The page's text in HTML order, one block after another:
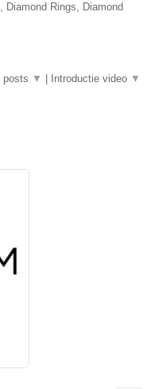
Diamond Rings, Diamond
posts ▼ Introductie video ▼